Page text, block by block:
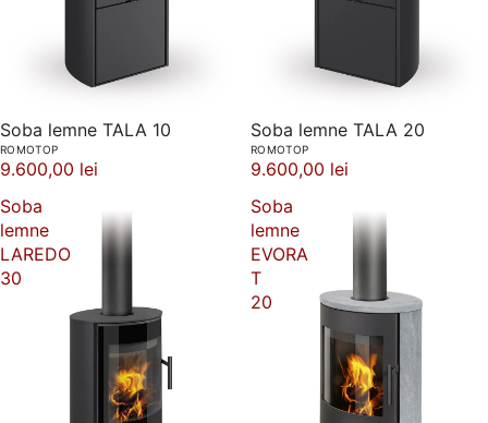
Soba lemne TALA 10
ROMOTOP
9.600,00 lei
Soba lemne TALA 20
ROMOTOP
9.600,00 lei
Soba
lemne
LAREDO
30
Soba
lemne
EVORA
T
20